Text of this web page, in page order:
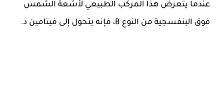
عندما يتعرض هذا المركب الطبيعي لأشعة الشمس
فوق البنفسجية من النوع B، فإنه يتحول إلى فيتامين د.